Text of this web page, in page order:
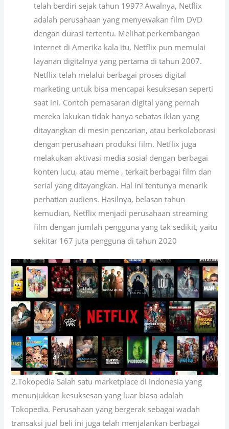
telah berdiri sejak tahun 1997? Awalnya, Netflix
adalah perusahaan yang menyewakan film DVD
dengan durasi tertentu. Melihat perkembangan
internet di Amerika kala itu, Netflix pun memulai
layanan digitalnya yang pertama di tahun 2007.
Netflix telah melalui berbagai proses digital
marketing untuk bisa mencapai kesuksesan seperti
saat ini. Contoh pemasaran digital yang pernah
mereka lakukan tidak hanya sebatas iklan yang
ditayangkan di mesin pencarian, atau berkolaborasi
dengan perusahaan produksi film. Netflix juga
melakukan aktivasi media sosial dengan berbagai
konten lucu, atau meme , terkait berbagai film dan
serial yang ditayangkan. Hal ini tentunya menarik
perhatian audiens. Hasilnya, belasan tahun
kemudian, Netflix menjadi perusahaan streaming
film dengan jumlah pengguna yang tak sedikit, yaitu
sekitar 167 juta pengguna di tahun 2020
2.Tokopedia Salah satu marketplace di Indonesia yang
menunjukkan kesuksesan yang luar biasa adalah
Tokopedia. Perusahaan yang bergerak sebagai wadah
transaksi jual beli ini juga telah menjalankan berbagai